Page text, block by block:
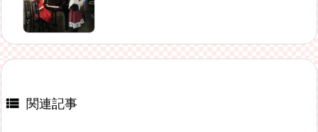
 関連記事